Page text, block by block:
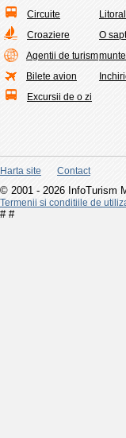
Circuite
Croaziere
Agentii de turism
Bilete avion
Excursii de o zi
O
munte
Harta site Contact
© 2001 - 2026 InfoTurism
Termenii si conditiile de
# #